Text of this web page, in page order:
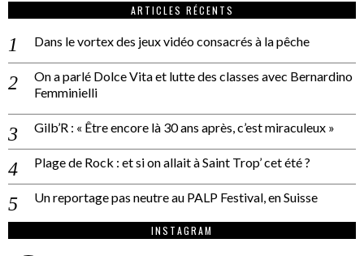
ARTICLES RÉCENTS
Dans le vortex des jeux vidéo consacrés à la pêche
On a parlé Dolce Vita et lutte des classes avec Bernardino
Femminielli
Gilb’R : « Être encore là 30 ans après, c’est miraculeux »
Plage de Rock : et si on allait à Saint Trop’ cet été ?
Un reportage pas neutre au PALP Festival, en Suisse
INSTAGRAM